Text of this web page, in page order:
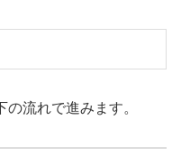
流れで進みます。